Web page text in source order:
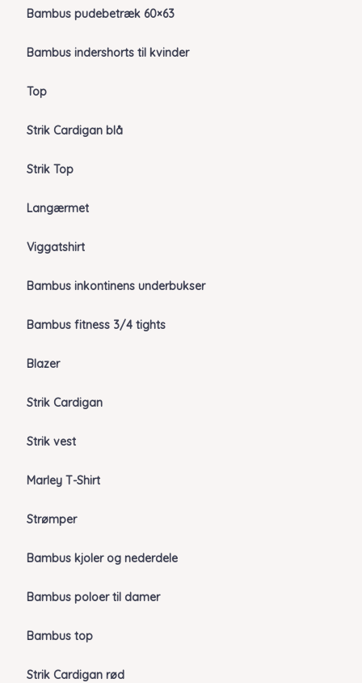
Bambus pudebetræk 60×63
Bambus indershorts til kvinder
Top
Strik Cardigan blå
Strik Top
Langærmet
Viggatshirt
Bambus inkontinens underbukser
Bambus fitness 3/4 tights
Blazer
Strik Cardigan
Strik vest
Marley T-Shirt
Strømper
Bambus kjoler og nederdele
Bambus poloer til damer
Bambus top
Strik Cardigan rød